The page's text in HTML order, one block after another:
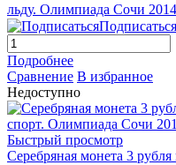
льду. Олимпиада Сочи
Подписаться
Подробнее
Сравнение В избранное
Недоступно
Быстрый просмотр
Серебряная монета 3